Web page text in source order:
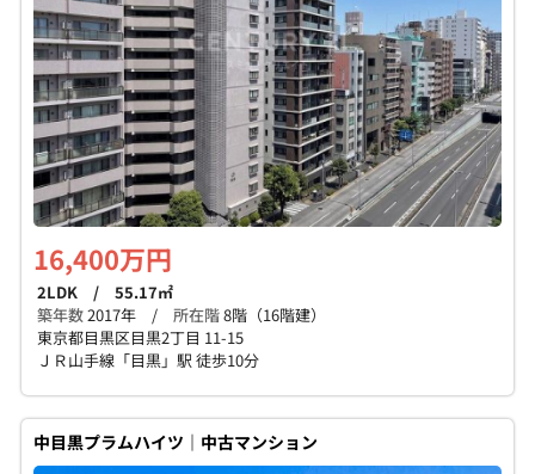
16,400万円
2LDK / 55.17㎡
築年数2017年 / 所在階8階（16階建）
東京都目黒区目黒2丁目 11-15
ＪＲ山手線「目黒」駅 徒歩10分
中目黒プラムハイツ｜中古マンション